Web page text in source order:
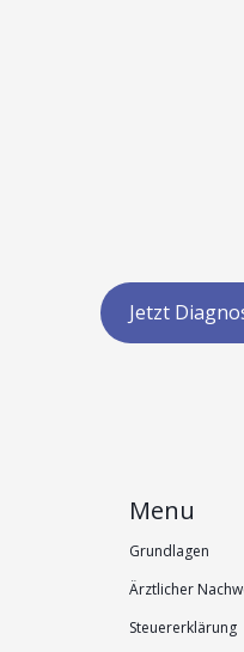
Jetzt
Menu
Grundlagen
Ärztlicher
Steuererklärung